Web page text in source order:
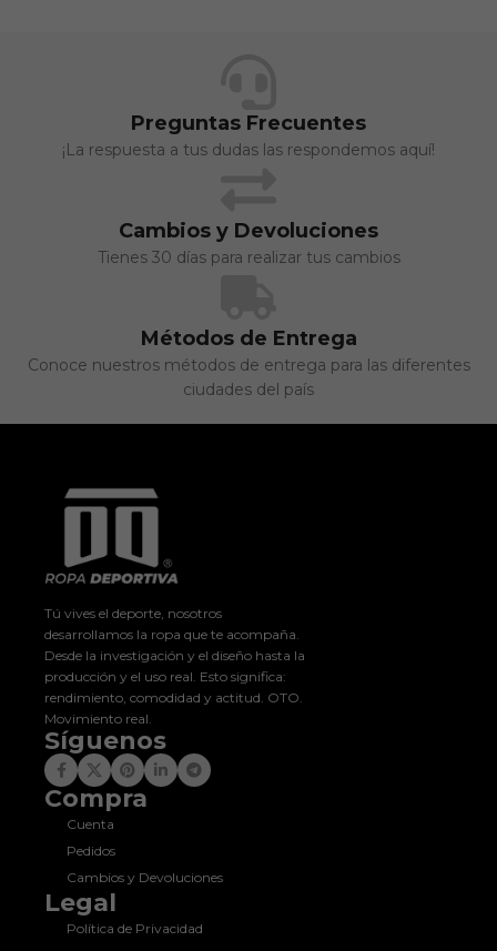
Preguntas Frecuentes
¡La respuesta a tus dudas las respondemos aquí!
Cambios y Devoluciones
Tienes 30 días para realizar tus cambios
Métodos de Entrega
Conoce nuestros métodos de entrega para las diferentes
ciudades del país
Tú vives el deporte, nosotros
desarrollamos la ropa que te acompaña.
Desde la investigación y el diseño hasta la
producción y el uso real. Esto significa:
rendimiento, comodidad y actitud. OTO.
Movimiento real.
Síguenos
Compra
Cuenta
Pedidos
Cambios y Devoluciones
Legal
Política de Privacidad